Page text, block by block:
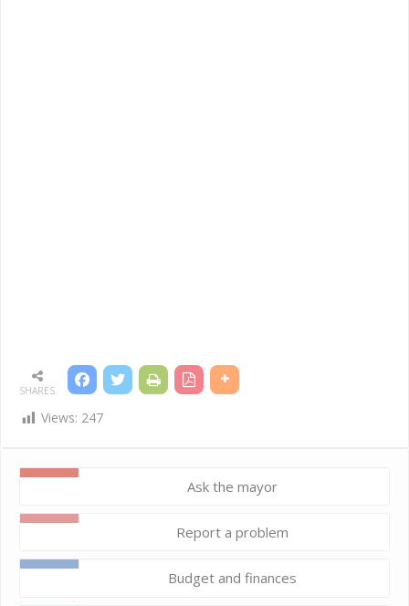
SHARES
Views: 247
Ask the mayor
Report a problem
Budget and finances